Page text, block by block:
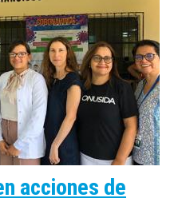
acciones de